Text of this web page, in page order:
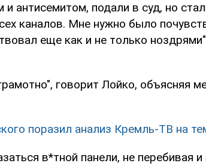
антисемитом, подали в суд, но
каналов. Мне нужно было
еще как и не только
говорит Лойко, объясняя
поразил анализ Кремль-ТВ на
в*тной панели, не перебивая